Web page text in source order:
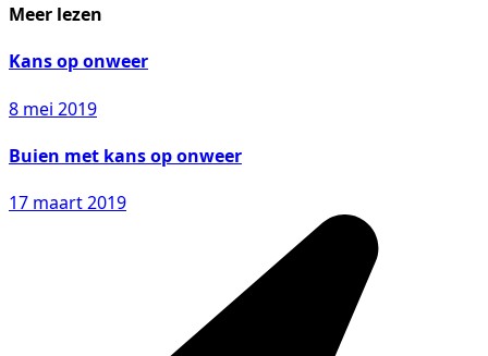
Meer lezen
Kans op onweer
8 mei 2019
Buien met kans op onweer
17 maart 2019